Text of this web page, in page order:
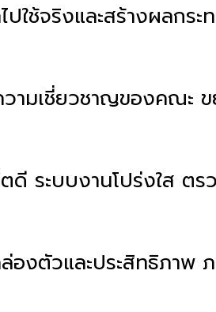
ใช้จริงและสร้างผลก
มเชี่ยวชาญของคณะ
ระบบงานโปร่งใส ต
องตัวและประสิทธิภา